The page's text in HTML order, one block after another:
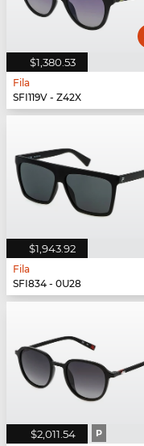
$1,380.53
Fila
SFI119V - Z42X
$1,943.92
Fila
SFI834 - 0U28
$2,011.54 P